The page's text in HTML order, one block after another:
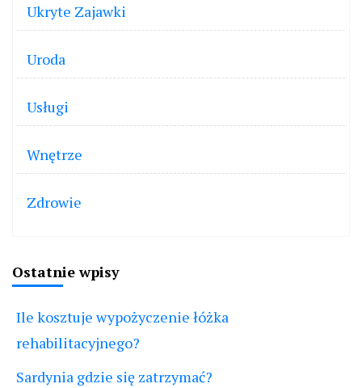
Ukryte Zajawki
Uroda
Usługi
Wnętrze
Zdrowie
Ostatnie wpisy
Ile kosztuje wypożyczenie łóżka
rehabilitacyjnego?
Sardynia gdzie się zatrzymać?